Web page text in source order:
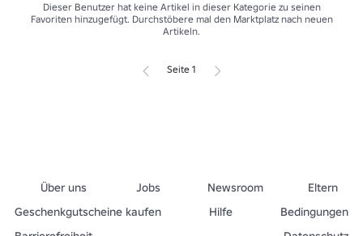
Dieser Benutzer hat keine Artikel in dieser Kategorie zu seinen
Favoriten hinzugefügt. Durchstöbere mal den Marktplatz nach neuen
Artikeln.
Seite 1
Über uns Jobs Newsroom
Eltern
Geschenkgutscheine kaufen
Hilfe
Bedingungen